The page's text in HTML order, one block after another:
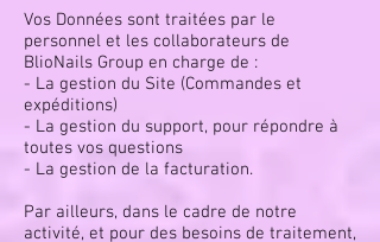
Vos Données sont traitées par le
personnel et les collaborateurs de
BlioNails Group en charge de :
- La gestion du Site (Commandes et
expéditions)
- La gestion du support, pour répondre à
toutes vos questions
- La gestion de la facturation.
Par ailleurs, dans le cadre de notre
activité, et pour des besoins de traitement,